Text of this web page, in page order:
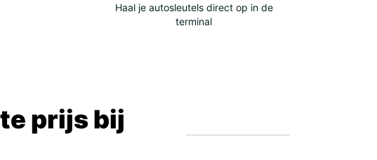
Haal je autosleutels direct op in de
terminal
prijs bij